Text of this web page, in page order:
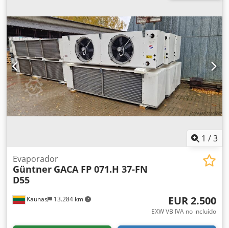
1 /3
Kaunas 13.284 km
Evaporador
Güntner GACA FP 071.H 37-FN
D55
EUR 2.500
EXW VB IVA no incluído